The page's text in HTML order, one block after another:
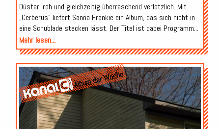
Düster, roh und gleichzeitig überraschend verletzlich. Mit
„Cerberus“ liefert Sanna Frankie ein Album, das sich nicht in
eine Schublade stecken lässt. Der Titel ist dabei Programm...
Mehr lesen...
Album der Woche
Audio-
Player